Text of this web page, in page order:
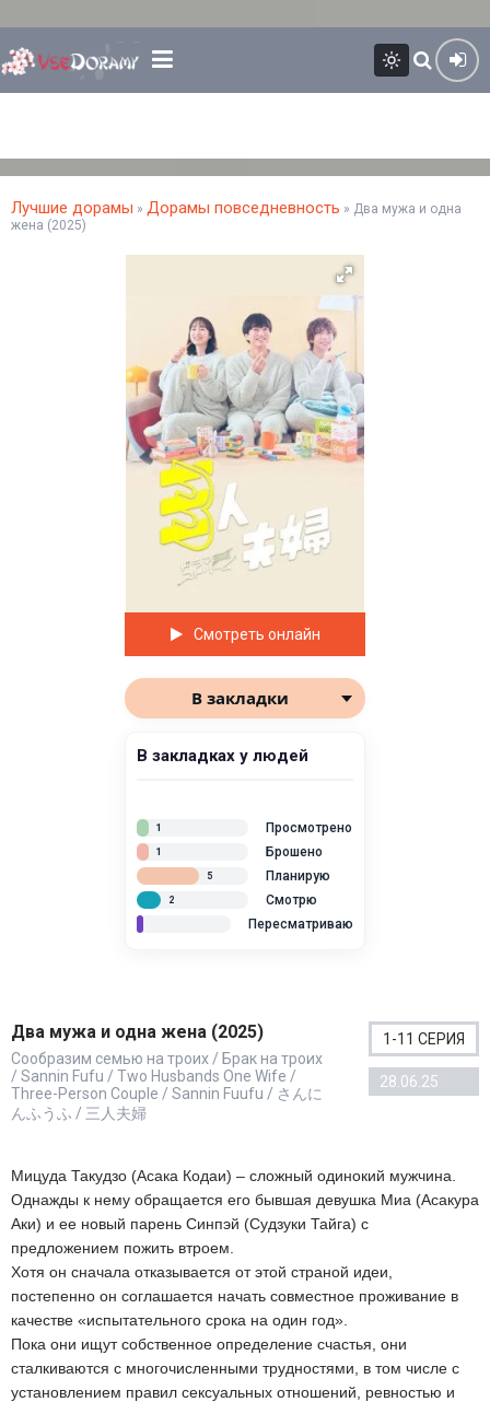
Лучшие дорамы » Дорамы повседневность » Два мужа и одна
жена (2025)
Смотреть онлайн
В закладки
В закладках у людей
Просмотрено
1
Брошено
1
Планирую
5
Смотрю
2
Пересматриваю
Два мужа и одна жена (2025)
Сообразим семью на троих / Брак на троих
/ Sannin Fufu / Two Husbands One Wife /
Three-Person Couple / Sannin Fuufu / さんに
んふうふ / 三人夫婦
1-11 СЕРИЯ
28.06.25
Мицуда Такудзо (Асака Кодаи) – сложный одинокий мужчина.
Однажды к нему обращается его бывшая девушка Миа (Асакура
Аки) и ее новый парень Синпэй (Судзуки Тайга) с
предложением пожить втроем.
Хотя он сначала отказывается от этой страной идеи,
постепенно он соглашается начать совместное проживание в
качестве «испытательного срока на один год».
Пока они ищут собственное определение счастья, они
сталкиваются с многочисленными трудностями, в том числе с
установлением правил сексуальных отношений, ревностью и